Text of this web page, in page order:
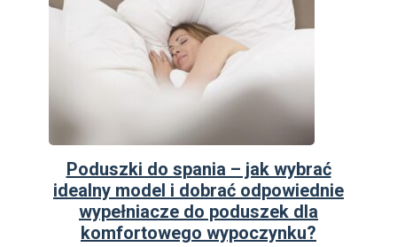
Poduszki do spania – jak wybrać
idealny model i dobrać odpowiednie
wypełniacze do poduszek dla
komfortowego wypoczynku?